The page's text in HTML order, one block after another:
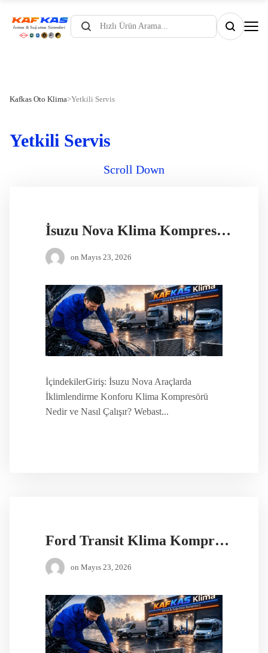
Products
search
Kafkas Oto Klima>Yetkili Servis
Yetkili Servis
Scroll Down
İsuzu Nova Klima Kompresörü Yedek Parça
on Mayıs 23, 2026
İçindekilerGiriş: İsuzu Nova Araçlarda
İklimlendirme Konforu Klima Kompresörü
Nedir ve Nasıl Çalışır? Webast...
Ford Transit Klima Kompresörü Fiyatları
on Mayıs 23, 2026